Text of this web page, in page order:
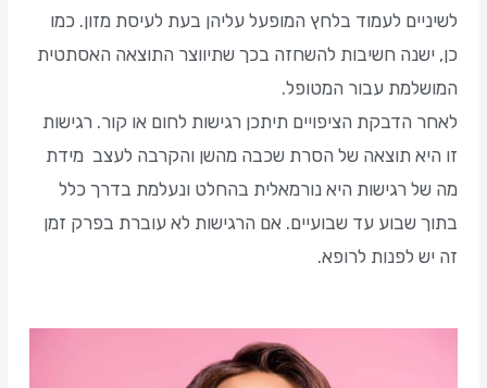
לשיניים לעמוד בלחץ המופעל עליהן בעת לעיסת מזון. כמו
כן, ישנה חשיבות להשחזה בכך שתיווצר התוצאה האסתטית
המושלמת עבור המטופל.
לאחר הדבקת הציפויים תיתכן רגישות לחום או קור. רגישות
זו היא תוצאה של הסרת שכבה מהשן והקרבה לעצב מידת
מה של רגישות היא נורמאלית בהחלט ונעלמת בדרך כלל
בתוך שבוע עד שבועיים. אם הרגישות לא עוברת בפרק זמן
זה יש לפנות לרופא.